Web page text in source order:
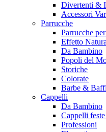
Divertenti &
Accessori
Parrucche
Parrucche
Effetto
Da Bambino
Popoli del
Storiche
Colorate
Barbe & Baffi
Cappelli
Da Bambino
Cappelli
Professioni